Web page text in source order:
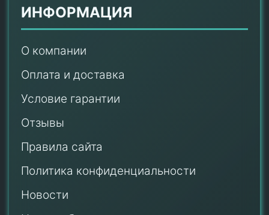
ИНФОРМАЦИЯ
О компании
Оплата и доставка
Условие гарантии
Отзывы
Правила сайта
Политика конфиденциальности
Новости